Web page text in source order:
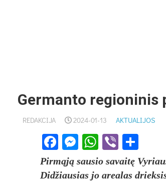
Germanto regioninis
REDAKCIJA 2024-01-13 AKTUALIJOS
Facebook
Messenger
WhatsApp
Viber
Pirmąją sausio savaitę
Didžiausias jo arealas